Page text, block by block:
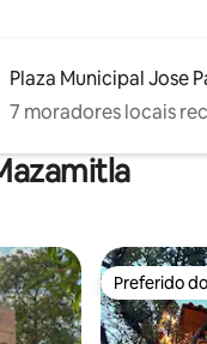
Plaza Municipal Jose
7 moradores locais
Preferido
Preferido